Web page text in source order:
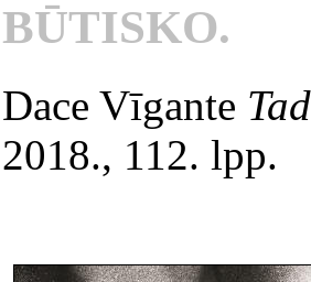
BŪTISKO.
Dace Vīgante
2018., 112. lpp.